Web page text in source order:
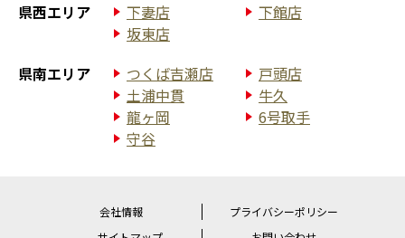
県西エリア
下妻店
下館店
坂東店
県南エリア
つくば吉瀬店
戸頭店
土浦中貫
牛久
龍ヶ岡
6号取手
守谷
会社情報
プライバシーポリシー